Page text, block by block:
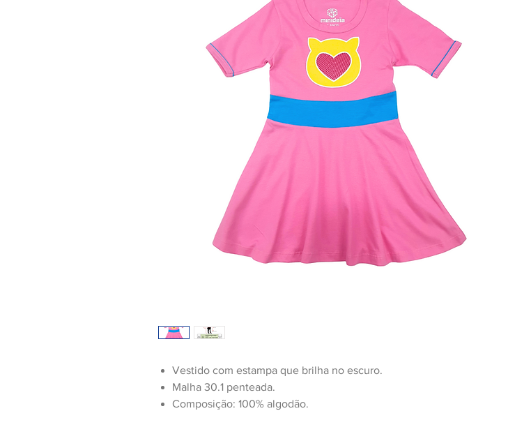
Vestido com estampa que brilha no escuro.
Malha 30.1 penteada.
Composição: 100% algodão.